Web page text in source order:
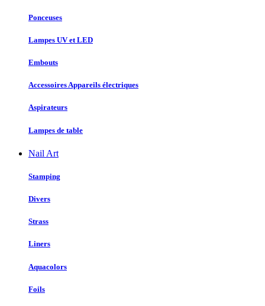
Ponceuses
Lampes UV et LED
Embouts
Accessoires Appareils électriques
Aspirateurs
Lampes de table
Nail Art
Stamping
Divers
Strass
Liners
Aquacolors
Foils